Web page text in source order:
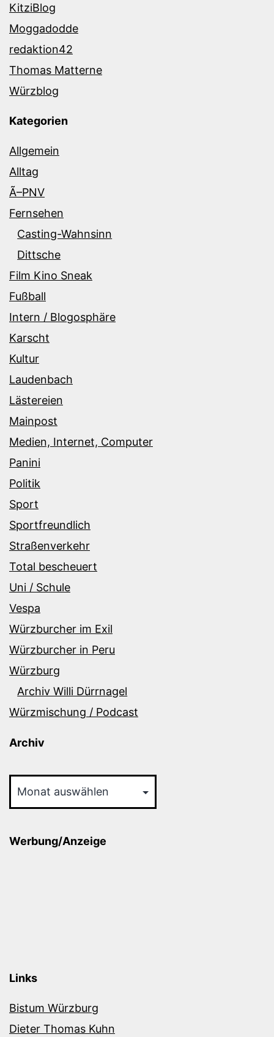
KitziBlog
Moggadodde
redaktion42
Thomas Matterne
Würzblog
Kategorien
Allgemein
Alltag
Ã–PNV
Fernsehen
Casting-Wahnsinn
Dittsche
Film Kino Sneak
Fußball
Intern / Blogosphäre
Karscht
Kultur
Laudenbach
Lästereien
Mainpost
Medien, Internet, Computer
Panini
Politik
Sport
Sportfreundlich
Straßenverkehr
Total bescheuert
Uni / Schule
Vespa
Würzburcher im Exil
Würzburcher in Peru
Würzburg
Archiv Willi Dürrnagel
Würzmischung / Podcast
Archiv
Werbung/Anzeige
Links
Bistum Würzburg
Dieter Thomas Kuhn